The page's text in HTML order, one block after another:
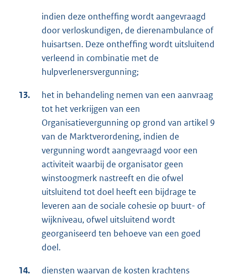
indien deze ontheffing wordt aangevraagd
door verloskundigen, de dierenambulance of
huisartsen. Deze ontheffing wordt uitsluitend
verleend in combinatie met de
hulpverlenersvergunning;
13.
het in behandeling nemen van een aanvraag
tot het verkrijgen van een
Organisatievergunning op grond van artikel 9
van de Marktverordening, indien de
vergunning wordt aangevraagd voor een
activiteit waarbij de organisator geen
winstoogmerk nastreeft en die ofwel
uitsluitend tot doel heeft een bijdrage te
leveren aan de sociale cohesie op buurt- of
wijkniveau, ofwel uitsluitend wordt
georganiseerd ten behoeve van een goed
doel.
14.
diensten waarvan de kosten krachtens